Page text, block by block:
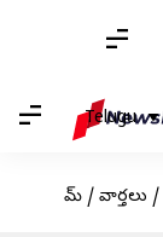
Telugu
హోమ్ / వార్తలు /